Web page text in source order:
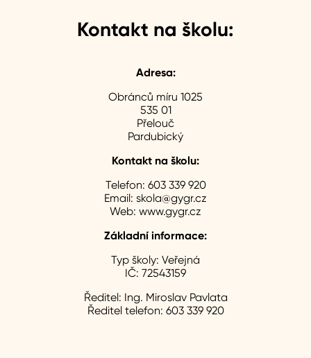
Kontakt na školu:
Adresa:
Obránců míru 1025
535 01
Přelouč
Pardubický
Kontakt na školu:
Telefon: 603 339 920
Email: skola@gygr.cz
Web: www.gygr.cz
Základní informace:
Typ školy: Veřejná
IČ: 72543159
Ředitel: Ing. Miroslav Pavlata
Ředitel telefon: 603 339 920